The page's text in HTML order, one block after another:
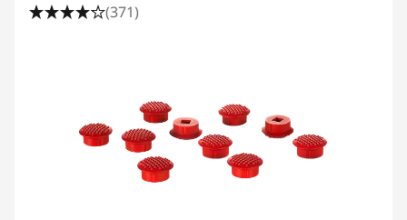
(371)